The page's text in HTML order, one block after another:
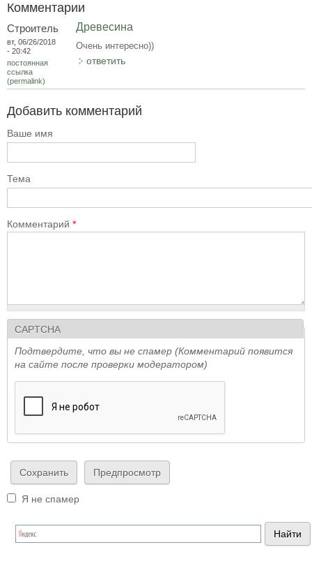
Комментарии
Строитель
вт, 06/26/2018
- 20:42
постоянная
ссылка
(permalink)
Древесина
Очень интересно))
ответить
Добавить комментарий
Ваше имя
Тема
Комментарий *
CAPTCHA
Подтвердите, что вы не спамер (Комментарий появится
на сайте после проверки модератором)
Я не спамер
Я спамер